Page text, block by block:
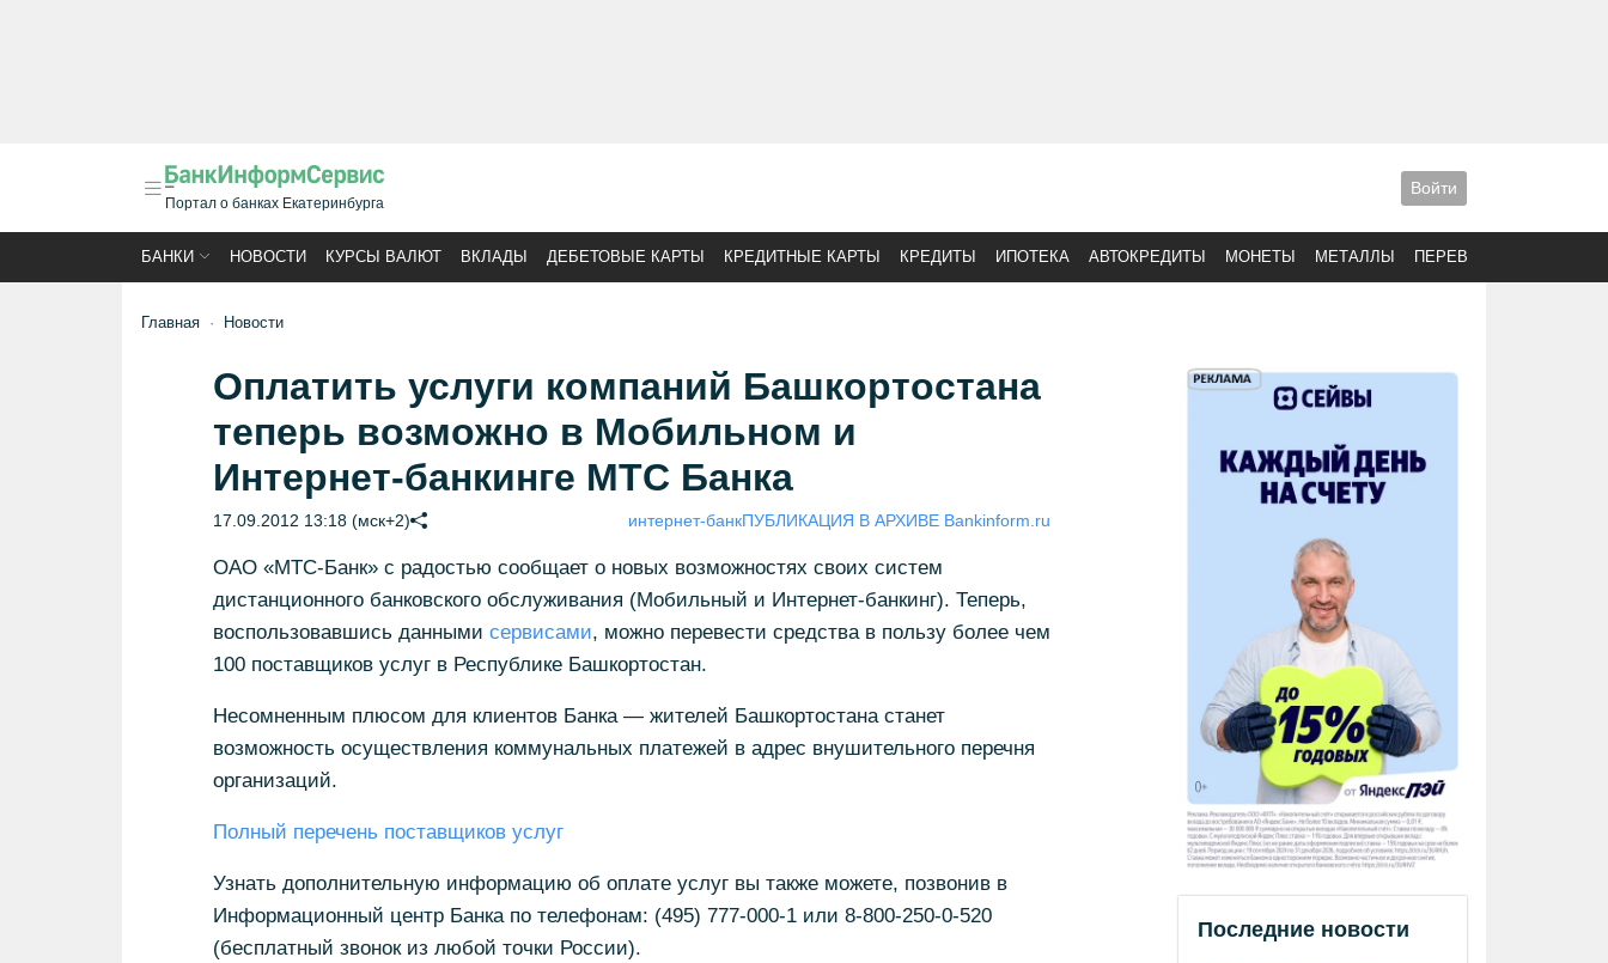
Портал о банках Екатеринбурга
Войти
БАНКИ НОВОСТИ КУРСЫ ВАЛЮТ ВКЛАДЫ ДЕБЕТОВЫЕ КАРТЫ КРЕДИТНЫЕ КАРТЫ КРЕДИТЫ ИПОТЕКА АВТОКРЕДИТЫ МОНЕТЫ МЕТАЛЛЫ ПЕРЕВОДЫ
Главная Новости
Оплатить услуги компаний Башкортостана
теперь возможно в Мобильном и
Интернет-банкинге МТС Банка
17.09.2012 13:18 (мск+2) интернет-банкПУБЛИКАЦИЯ В АРХИВЕ Bankinform.ru
ОАО «МТС-Банк» с радостью сообщает о новых возможностях своих систем
дистанционного банковского обслуживания (Мобильный и Интернет-банкинг). Теперь,
воспользовавшись данными сервисами, можно перевести средства в пользу более чем
100 поставщиков услуг в Республике Башкортостан.
Несомненным плюсом для клиентов Банка — жителей Башкортостана станет
возможность осуществления коммунальных платежей в адрес внушительного перечня
организаций.
Полный перечень поставщиков услуг
Узнать дополнительную информацию об оплате услуг вы также можете, позвонив в
Информационный центр Банка по телефонам: (495) 777-000-1 или 8-800-250-0-520
(бесплатный звонок из любой точки России).
Последние новости